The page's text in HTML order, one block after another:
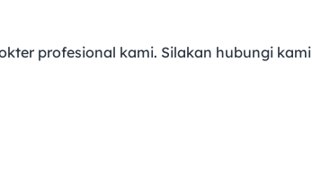
profesional kami. Silakan hubungi kami